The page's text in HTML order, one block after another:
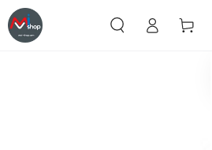
Identification
Chariot